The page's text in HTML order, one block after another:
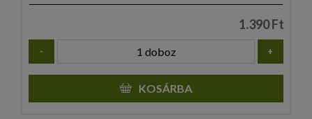
1.390 Ft
- +
KOSÁRBA